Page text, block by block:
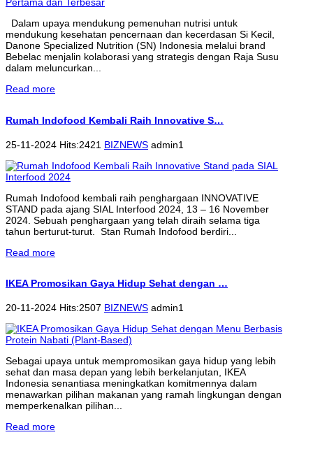
Dalam upaya mendukung pemenuhan nutrisi untuk
mendukung kesehatan pencernaan dan kecerdasan Si Kecil,
Danone Specialized Nutrition (SN) Indonesia melalui brand
Bebelac menjalin kolaborasi yang strategis dengan Raja Susu
dalam meluncurkan...
Read more
Rumah Indofood Kembali Raih Innovative S…
25-11-2024 Hits:2421 BIZNEWS admin1
Rumah Indofood kembali raih penghargaan INNOVATIVE
STAND pada ajang SIAL Interfood 2024, 13 – 16 November
2024. Sebuah penghargaan yang telah diraih selama tiga
tahun berturut-turut. Stan Rumah Indofood berdiri...
Read more
IKEA Promosikan Gaya Hidup Sehat dengan …
20-11-2024 Hits:2507 BIZNEWS admin1
Sebagai upaya untuk mempromosikan gaya hidup yang lebih
sehat dan masa depan yang lebih berkelanjutan, IKEA
Indonesia senantiasa meningkatkan komitmennya dalam
menawarkan pilihan makanan yang ramah lingkungan dengan
memperkenalkan pilihan...
Read more